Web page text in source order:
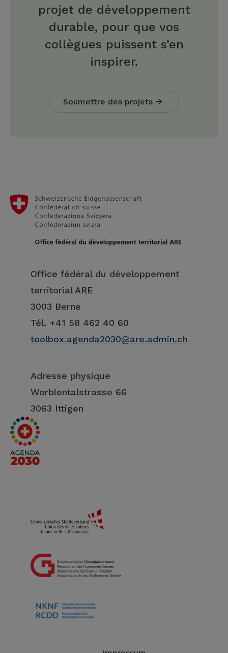
projet de développement
durable, pour que vos
collègues puissent s’en
inspirer.
Soumettre des projets
Office fédéral du développement
territorial ARE
3003 Berne
Tél. +41 58 462 40 60
toolbox.agenda2030@are.admin.ch
Adresse physique
Worblentalstrasse 66
3063 Ittigen